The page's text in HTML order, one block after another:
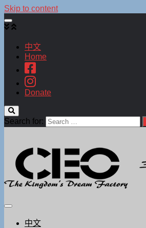
Skip to content
中文
Home
Donate
Search for:
中文